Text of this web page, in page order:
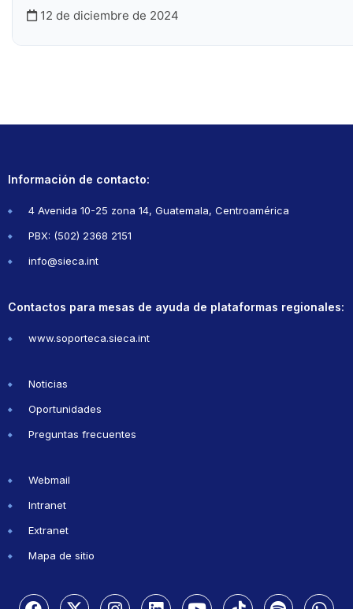
12 de diciembre de 2024
Información de contacto:
4 Avenida 10-25 zona 14, Guatemala, Centroamérica
PBX: (502) 2368 2151
info@sieca.int
Contactos para mesas de ayuda de plataformas regionales:
www.soporteca.sieca.int
Noticias
Oportunidades
Preguntas frecuentes
Webmail
Intranet
Extranet
Mapa de sitio